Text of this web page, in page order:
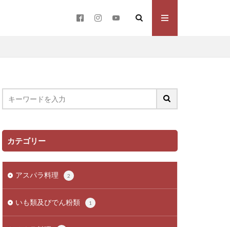
カテゴリー
アスパラ料理 2
いも類及びでん粉類 1